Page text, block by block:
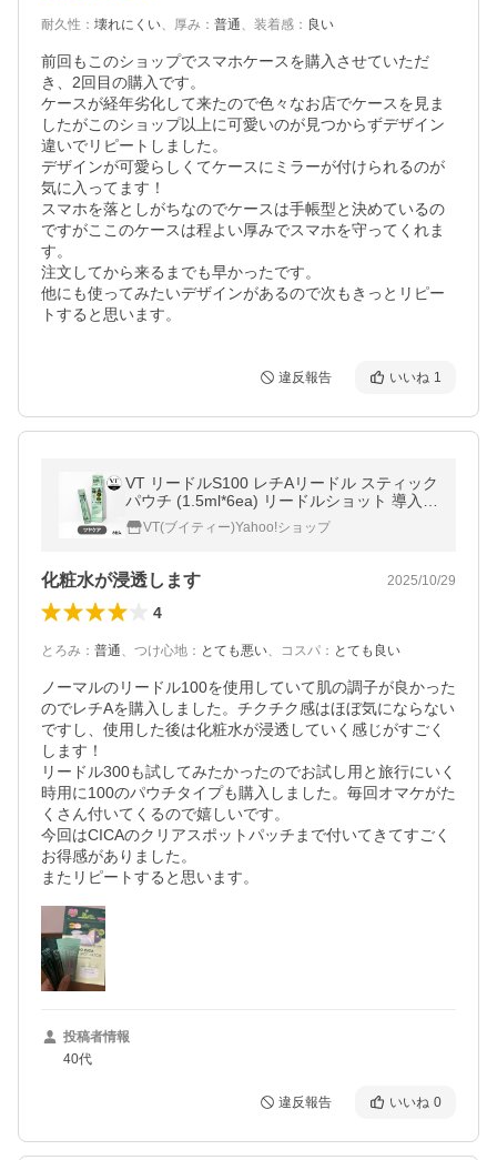
耐久性 ： 壊れにくい、 厚み ： 普通、 装着感 ： 良い
前回もこのショップでスマホケースを購入させていただ
き、2回目の購入です。
ケースが経年劣化して来たので色々なお店でケースを見ま
したがこのショップ以上に可愛いのが見つからずデザイン
違いでリピートしました。
デザインが可愛らしくてケースにミラーが付けられるのが
気に入ってます！
スマホを落としがちなのでケースは手帳型と決めているの
ですがここのケースは程よい厚みでスマホを守ってくれま
す。
注文してから来るまでも早かったです。
他にも使ってみたいデザインがあるので次もきっとリピー
トすると思います。
違反報告 いいね 1
VT リードルS100 レチAリードル スティック
パウチ (1.5ml*6ea) リードルショット 導入美
容液 ニードル エッセンス シカ CICA
VT(ブイティー)Yahoo!ショップ
化粧水が浸透します 2025/10/29
4
とろみ ： 普通、 つけ心地 ： とても悪い、 コスパ ： とても良い
ノーマルのリードル100を使用していて肌の調子が良かった
のでレチAを購入しました。チクチク感はほぼ気にならない
ですし、使用した後は化粧水が浸透していく感じがすごく
します！
リードル300も試してみたかったのでお試し用と旅行にいく
時用に100のパウチタイプも購入しました。毎回オマケがた
くさん付いてくるので嬉しいです。
今回はCICAのクリアスポットパッチまで付いてきてすごく
お得感がありました。
またリピートすると思います。
投稿者情報
40代
違反報告 いいね 0